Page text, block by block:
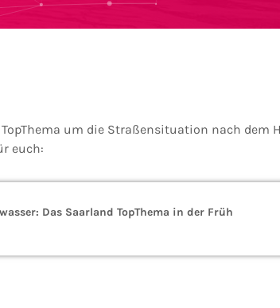
um die Straßensituation nach dem
euch:
Das Saarland TopThema in der Früh